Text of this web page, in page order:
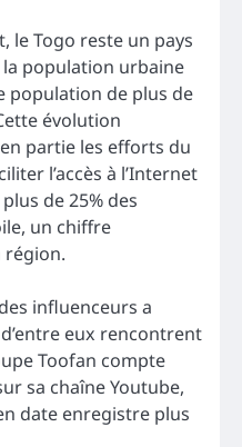
le Togo reste un pays
population urbaine
population de plus de
évolution
partie les efforts du
l’accès à l’Internet
de 25% des
un chiffre
région.
influenceurs a
eux rencontrent
Toofan compte
sa chaîne Youtube,
date enregistre plus